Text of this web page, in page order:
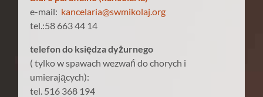
e-mail: kancelaria@swmikolaj.org
tel.:58 663 44 14
telefon do księdza dyżurnego
( tylko w spawach wezwań do chorych i
umierających):
tel. 516 368 194